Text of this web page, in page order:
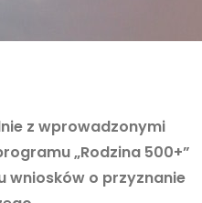
z wprowadzonymi
„Rodzina 500+”
wniosków o przyznanie